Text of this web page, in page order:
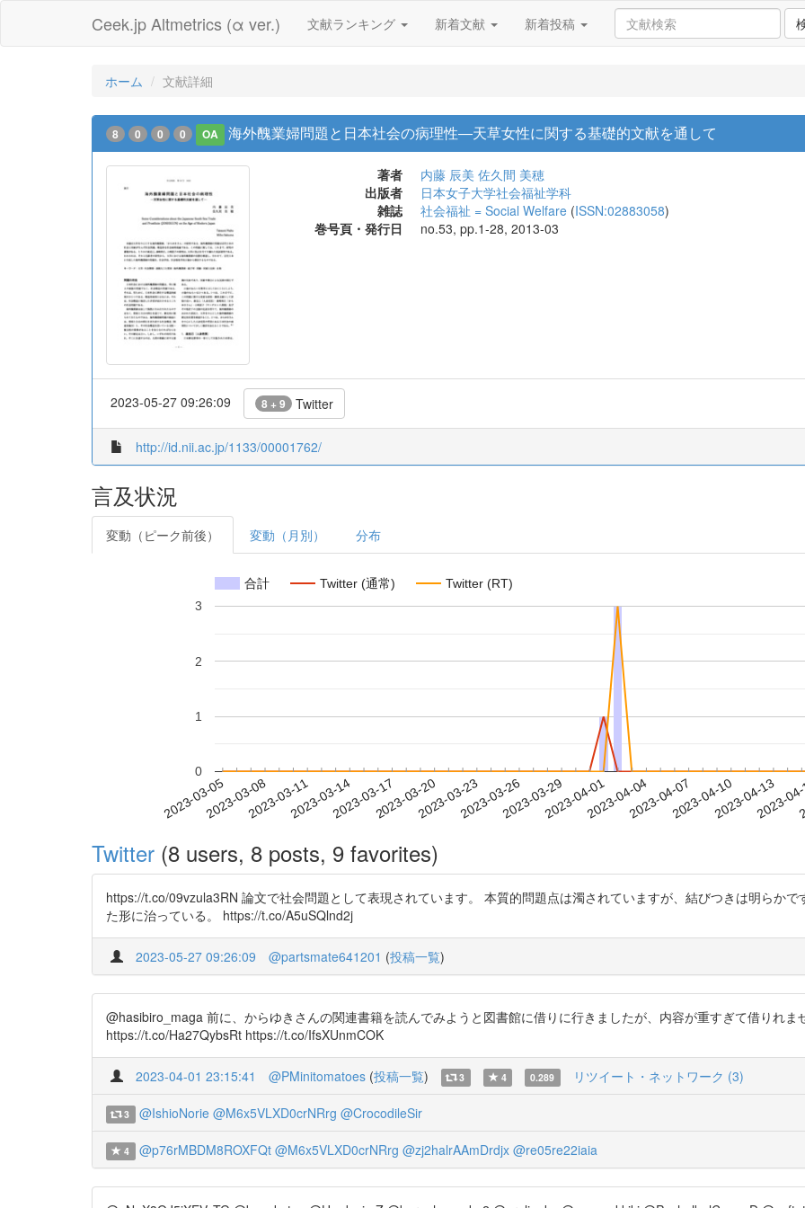
Ceek.jp Altmetrics (α ver.) 文献ランキング 新着文献 新着投稿
ホーム 文献詳細
8 0 0 0 OA 海外醜業婦問題と日本社会の病理性―天草女性に関する基礎的文献を通して
著者 内藤 辰美 佐久間 美穂
出版者
日本女子大学社会福祉学科
雑誌
社会福祉 = Social Welfare (ISSN:02883058)
巻号頁・発行日
no.53, pp.1-28, 2013-03
2023-05-27 09:26:09 8 + 9 Twitter
http://id.nii.ac.jp/1133/00001762/
言及状況
変動（ピーク前後） 変動（月別） 分布
合計 Twitter (通常) Twitter (RT)
2023-03-052023-03-082023-03-112023-03-142023-03-172023-03-202023-03-232023-03-262023-03-292023-04-012023-04-042023-04-072023-04-102023-04-13
2023-
0
1
2
3
Twitter (8 users, 8 posts, 9 favorites)
https://t.co/09vzula3RN 論文で社会問題として表現されています。 本質的問題点は濁されていますが、結びつきは明らか
た形に治っている。 https://t.co/A5uSQlnd2j
2023-05-27 09:26:09 @partsmate641201 (投稿一覧)
@hasibiro_maga 前に、からゆきさんの関連書籍を読んでみようと図書館に借りに行きましたが、内容が重すぎて借りれま
https://t.co/Ha27QybsRt https://t.co/IfsXUnmCOK
2023-04-01 23:15:41 @PMinitomatoes (投稿一覧) 3 4 0.289 リツイート・ネットワーク (3)
3 @IshioNorie @M6x5VLXD0crNRrg @CrocodileSir
4 @p76rMBDM8ROXFQt @M6x5VLXD0crNRrg @zj2halrAAmDrdjx @re05re22iaia